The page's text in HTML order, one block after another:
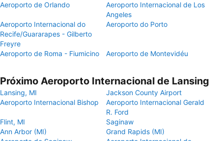
Aeroporto de Orlando
Aeroporto Internacional de Los
Angeles
Aeroporto Internacional do
Recife/Guararapes - Gilberto
Freyre
Aeroporto do Porto
Aeroporto de Roma - Fiumicino Aeroporto de Montevidéu
Próximo Aeroporto Internacional de Lansing
Lansing, MI
Jackson County Airport
Aeroporto Internacional Bishop
Aeroporto Internacional Gerald
R. Ford
Flint, MI
Saginaw
Ann Arbor (MI)
Grand Rapids (MI)